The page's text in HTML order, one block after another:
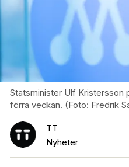
Statsminister Ulf Kristersson
förra veckan. (Foto: Fredrik
TT
Nyheter